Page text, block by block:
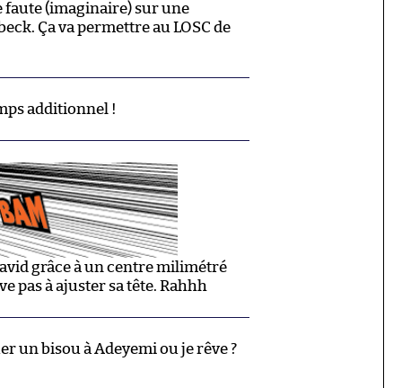
faute (imaginaire) sur une
Ça va permettre au LOSC de
additionnel !
grâce à un centre milimétré
pas à ajuster sa tête. Rahhh
un bisou à Adeyemi ou je rêve ?